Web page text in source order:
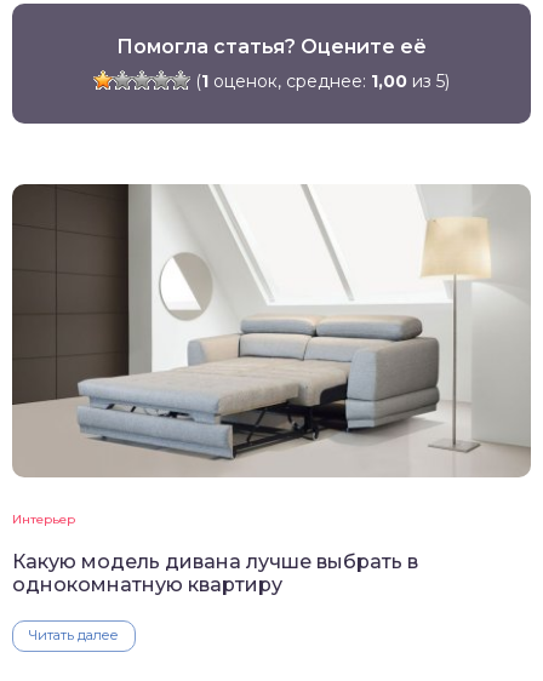
Помогла статья? Оцените её
(1 оценок, среднее: 1,00 из 5)
Интерьер
Какую модель дивана лучше выбрать в
однокомнатную квартиру
Читать далее